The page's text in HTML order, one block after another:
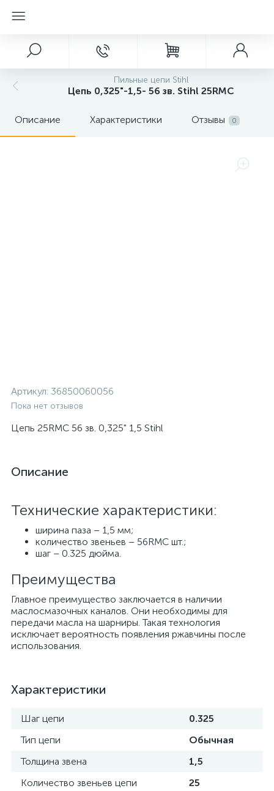
Пильные цепи Stihl
Цепь 0,325"-1,5- 56 зв. Stihl 25RMC
Описание Характеристики Отзывы 0
Артикул: 36850060056
Пока нет отзывов
Цепь 25RMC 56 зв. 0,325" 1,5 Stihl
Описание
Технические характеристики:
ширина паза – 1,5 мм;
количество звеньев – 56RMC шт.;
шаг – 0.325 дюйма.
Преимущества
Главное преимущество заключается в наличии
маслосмазочных каналов. Они необходимы для
передачи масла на шарниры. Такая технология
исключает вероятность появления ржавчины после
использования.
Характеристики
Шаг цепи
0.325
Тип цепи
Обычная
Толщина звена
1,5
Количество звеньев цепи
25